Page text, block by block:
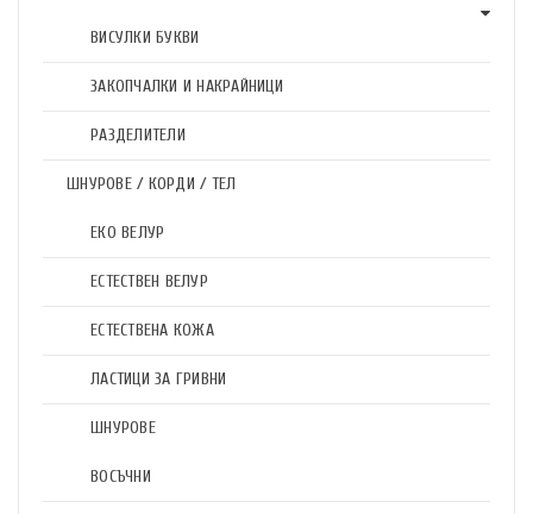
ВИСУЛКИ БУКВИ
ЗАКОПЧАЛКИ И НАКРАЙНИЦИ
РАЗДЕЛИТЕЛИ
ШНУРОВЕ / КОРДИ / ТЕЛ
ЕКО ВЕЛУР
ЕСТЕСТВЕН ВЕЛУР
ЕСТЕСТВЕНА КОЖА
ЛАСТИЦИ ЗА ГРИВНИ
ШНУРОВЕ
ВОСЪЧНИ